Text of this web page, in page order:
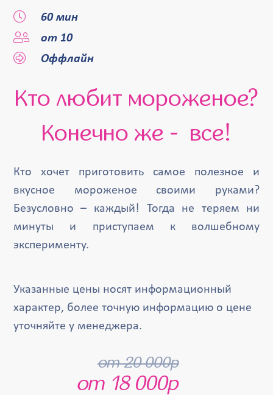
60 мин
от 10
Оффлайн
Кто любит мороженое?
Конечно же - все!
Кто хочет приготовить самое полезное и
вкусное мороженое своими руками?
Безусловно – каждый! Тогда не теряем ни
минуты и приступаем к волшебному
эксперименту.
Указанные цены носят информационный
характер, более точную информацию о цене
уточняйте у менеджера.
от 20 000р
от 18 000р